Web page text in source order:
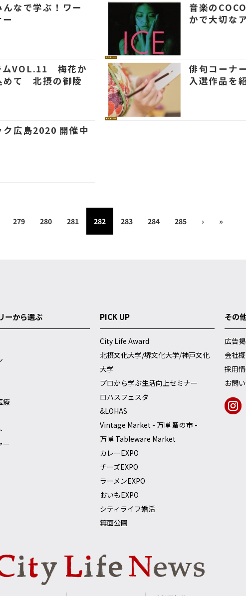
んなで学ぶ！ワー
カルチャー
音楽の
かで大切な
ムVOL.11 梅花か
めて 北摂の御陵
カルチャー
俳句コーナ
入選作品を
ク広島2020 開催中
279 280 281 282 283 284 285 › »
ーから選ぶ
療
ー
PICK UP
City Life Award
北摂文化大学/堺文化大学/神戸文化
大学
プロから学ぶ生活向上セミナー
ロハスフェスタ
&LOHAS
Vintage Market - 万博 蚤の市 -
万博 Tableware Market
カレーEXPO
チーズEXPO
ラーメンEXPO
おいもEXPO
シティライフ婚活
箕面公園
その
広告
会社
採用
お問